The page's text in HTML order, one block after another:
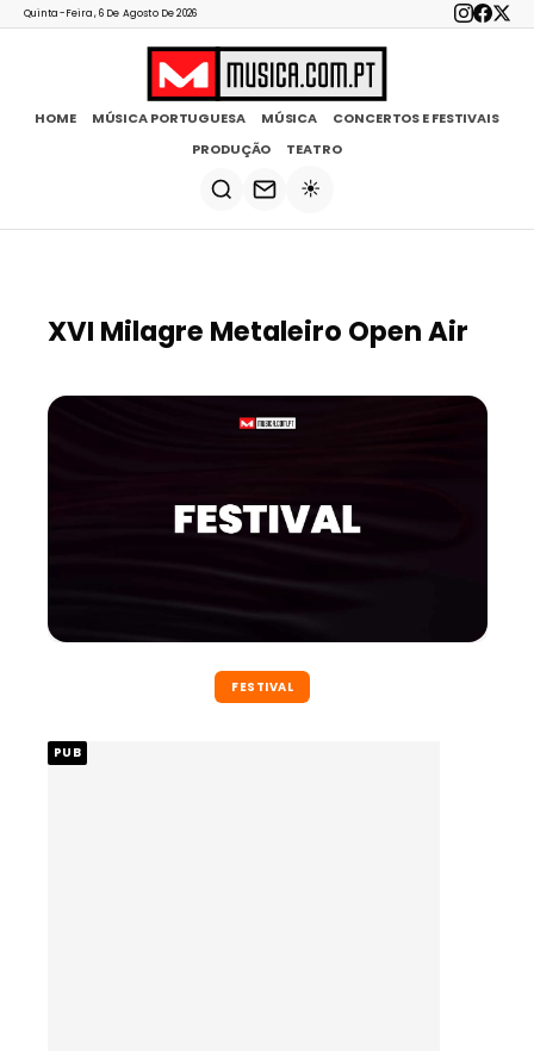
Quinta-Feira, 6 De Agosto De 2026
HOME MÚSICA PORTUGUESA MÚSICA
CONCERTOS E FESTIVAIS
PRODUÇÃO
TEATRO
☀️
XVI Milagre Metaleiro Open Air
FESTIVAL
PUB